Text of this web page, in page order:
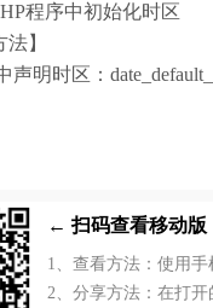
程序中初始化时区
】
明时区：
← 扫码查看移动版
1、查看方法：使用
2、分享方法：在打